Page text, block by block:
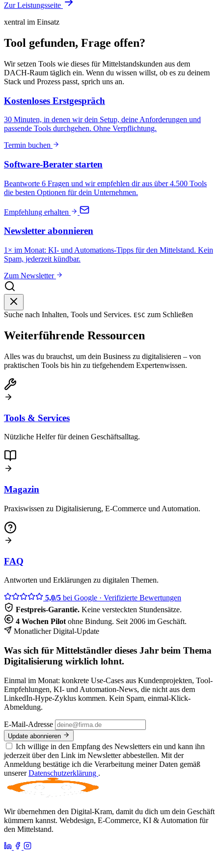
Zur Leistungsseite
xentral im Einsatz
Tool gefunden, Frage offen?
Wir setzen Tools wie dieses für Mittelstandskunden aus dem
DACH-Raum täglich ein. Wenn du wissen willst, ob es zu deinem
Stack und Prozess passt, sprich uns an.
Kostenloses Erstgespräch
30 Minuten, in denen wir dein Setup, deine Anforderungen und
passende Tools durchgehen. Ohne Verpflichtung.
Termin buchen
Software-Berater starten
Beantworte 6 Fragen und wir empfehlen dir aus über 4.500 Tools
die besten Optionen für dein Unternehmen.
Empfehlung erhalten
Newsletter abonnieren
1× im Monat: KI- und Automations-Tipps für den Mittelstand. Kein
Spam, jederzeit kündbar.
Zum Newsletter
Suche nach Inhalten, Tools und Services. ESC zum Schließen
Weiterführende Ressourcen
Alles was du brauchst, um dein Business zu digitalisieren – von
praktischen Tools bis hin zu tiefgehendem Expertenwissen.
Tools & Services
Nützliche Helfer für deinen Geschäftsalltag.
Magazin
Praxiswissen zu Digitalisierung, E-Commerce und Automation.
FAQ
Antworten und Erklärungen zu digitalen Themen.
5,0/5 bei Google · Verifizierte Bewertungen
Festpreis-Garantie. Keine versteckten Stundensätze.
4 Wochen Pilot ohne Bindung. Seit 2006 im Geschäft.
Monatlicher Digital-Update
Was sich für Mittelständler dieses Jahr beim Thema
Digitalisierung wirklich lohnt.
Einmal im Monat: konkrete Use-Cases aus Kundenprojekten, Tool-
Empfehlungen, KI- und Automation-News, die nicht aus dem
LinkedIn-Hype-Zyklus kommen. Kein Spam, einmal-Klick-
Abmeldung.
E-Mail-Adresse
Update abonnieren
Ich willige in den Empfang des Newsletters ein und kann ihn
jederzeit über den Link im Newsletter abbestellen. Mit der
Anmeldung bestätige ich die Verarbeitung meiner Daten gemäß
unsererDatenschutzerklärung .
Wir übernehmen den Digital-Kram, damit du dich um dein Geschäft
kümmern kannst. Webdesign, E-Commerce, KI & Automation für
den Mittelstand.